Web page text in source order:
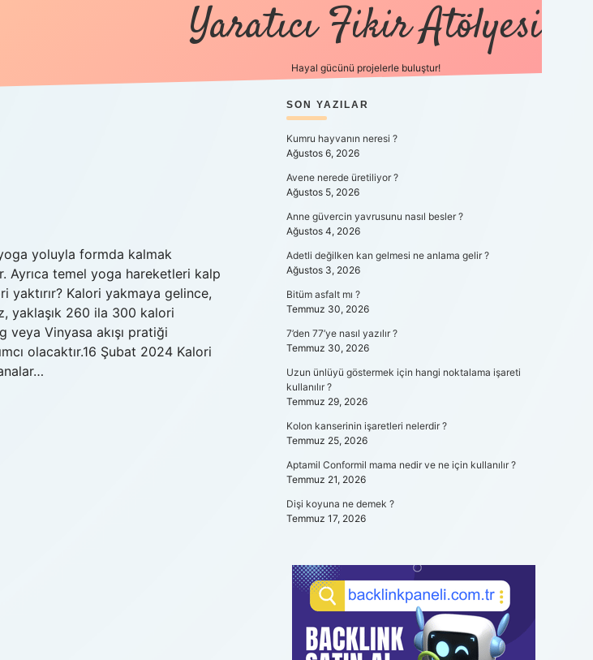
Yaratıcı Fikir Atölyesi
Hayal gücünü projelerle buluştur!
yoluyla formda kalmak
Ayrıca temel yoga hareketleri kalp
yaktırır? Kalori yakmaya gelince,
yaklaşık 260 ila 300 kalori
veya Vinyasa akışı pratiği
olacaktır.16 Şubat 2024 Kalori
SIDEBAR
SON YAZILAR
Kumru hayvanın neresi ?
Ağustos 6, 2026
Avene nerede üretiliyor ?
Ağustos 5, 2026
Anne güvercin yavrusunu nasıl besler ?
Ağustos 4, 2026
Adetli değilken kan gelmesi ne anlama gelir ?
Ağustos 3, 2026
Bitüm asfalt mı ?
Temmuz 30, 2026
7’den 77’ye nasıl yazılır ?
Temmuz 30, 2026
Uzun ünlüyü göstermek için hangi noktalama işareti
kullanılır ?
Temmuz 29, 2026
Kolon kanserinin işaretleri nelerdir ?
Temmuz 25, 2026
Aptamil Conformil mama nedir ve ne için kullanılır ?
Temmuz 21, 2026
Dişi koyuna ne demek ?
Temmuz 17, 2026